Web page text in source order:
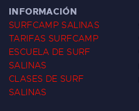
INFORMACIÓN
SURFCAMP SALINAS
TARIFAS SURFCAMP
ESCUELA DE SURF
SALINAS
CLASES DE SURF
SALINAS